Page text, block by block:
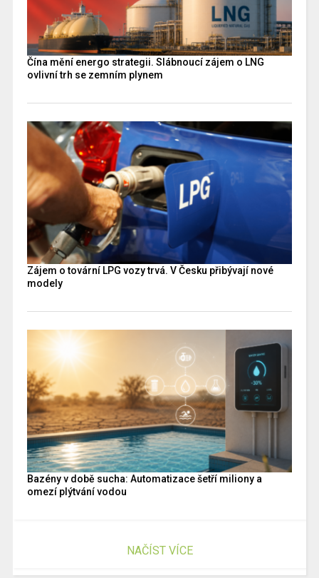
Čína mění energo strategii. Slábnoucí zájem o LNG
ovlivní trh se zemním plynem
Zájem o tovární LPG vozy trvá. V Česku přibývají nové
modely
Bazény v době sucha: Automatizace šetří miliony a
omezí plýtvání vodou
NAČÍST VÍCE